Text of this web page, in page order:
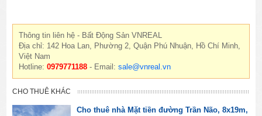
Thông tin liên hệ - Bất Động Sản VNREAL
Địa chỉ: 142 Hoa Lan, Phường 2, Quận Phú Nhuận, Hồ Chí Minh,
Việt Nam
Hotline:0979771188 - Email:sale@vnreal.vn
CHO THUÊ KHÁC
Cho thuê nhà Mặt tiền đường Trần Não, 8x19m,